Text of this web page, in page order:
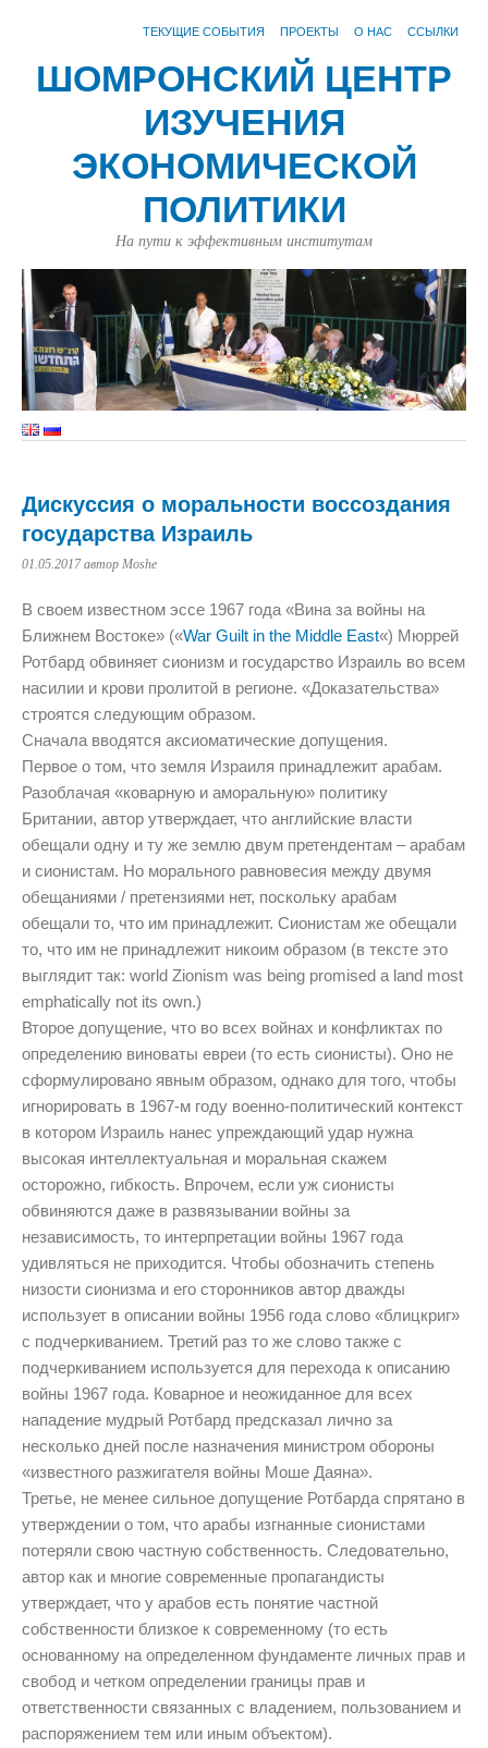
ТЕКУЩИЕ СОБЫТИЯ ПРОЕКТЫ О НАС ССЫЛКИ
ШОМРОНСКИЙ ЦЕНТР
ИЗУЧЕНИЯ
ЭКОНОМИЧЕСКОЙ
ПОЛИТИКИ
На пути к эффективным институтам
Дискуссия о моральности воссоздания
государства Израиль
01.05.2017 автор Moshe
В своем известном эссе 1967 года «Вина за войны на
Ближнем Востоке» («War Guilt in the Middle East«) Мюррей
Ротбард обвиняет сионизм и государство Израиль во всем
насилии и крови пролитой в регионе. «Доказательства»
строятся следующим образом.
Сначала вводятся аксиоматические допущения.
Первое о том, что земля Израиля принадлежит арабам.
Разоблачая «коварную и аморальную» политику
Британии, автор утверждает, что английские власти
обещали одну и ту же землю двум претендентам – арабам
и сионистам. Но морального равновесия между двумя
обещаниями / претензиями нет, поскольку арабам
обещали то, что им принадлежит. Сионистам же обещали
то, что им не принадлежит никоим образом (в тексте это
выглядит так: world Zionism was being promised a land most
emphatically not its own.)
Второе допущение, что во всех войнах и конфликтах по
определению виноваты евреи (то есть сионисты). Оно не
сформулировано явным образом, однако для того, чтобы
игнорировать в 1967-м году военно-политический контекст
в котором Израиль нанес упреждающий удар нужна
высокая интеллектуальная и моральная скажем
осторожно, гибкость. Впрочем, если уж сионисты
обвиняются даже в развязывании войны за
независимость, то интерпретации войны 1967 года
удивляться не приходится. Чтобы обозначить степень
низости сионизма и его сторонников автор дважды
использует в описании войны 1956 года слово «блицкриг»
с подчеркиванием. Третий раз то же слово также с
подчеркиванием используется для перехода к описанию
войны 1967 года. Коварное и неожиданное для всех
нападение мудрый Ротбард предсказал лично за
несколько дней после назначения министром обороны
«известного разжигателя войны Моше Даяна».
Третье, не менее сильное допущение Ротбарда спрятано в
утверждении о том, что арабы изгнанные сионистами
потеряли свою частную собственность. Следовательно,
автор как и многие современные пропагандисты
утверждает, что у арабов есть понятие частной
собственности близкое к современному (то есть
основанному на определенном фундаменте личных прав и
свобод и четком определении границы прав и
ответственности связанных с владением, пользованием и
распоряжением тем или иным объектом).